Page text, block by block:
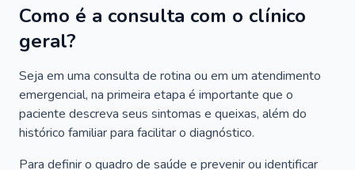
Como é a consulta com o clínico
geral?
Seja em uma consulta de rotina ou em um atendimento
emergencial, na primeira etapa é importante que o
paciente descreva seus sintomas e queixas, além do
histórico familiar para facilitar o diagnóstico.
Para definir o quadro de saúde e prevenir ou identificar